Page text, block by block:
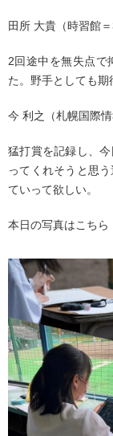
田所 大貴（時習館＝
2回途中を無失点で
た。野手としても期
今 利之（札幌国際情
猛打賞を記録し、
ってくれそうと思
ていって欲しい。
本日の写真はこちら